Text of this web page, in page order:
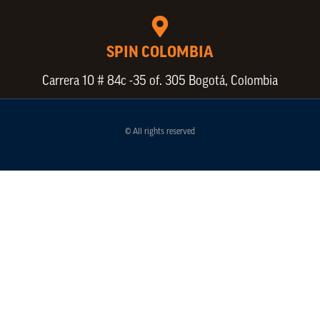
SPIN COLOMBIA
Carrera 10 # 84c -35 of. 305 Bogotá, Colombia
© All rights reserved